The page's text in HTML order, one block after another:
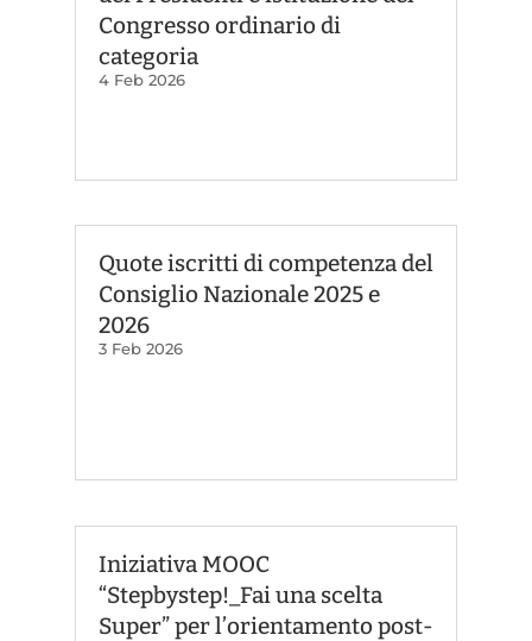
Congresso ordinario di
categoria
4 Feb 2026
Quote iscritti di competenza del
Consiglio Nazionale 2025 e
2026
3 Feb 2026
Iniziativa MOOC
“Stepbystep!_Fai una scelta
Super” per l’orientamento post-